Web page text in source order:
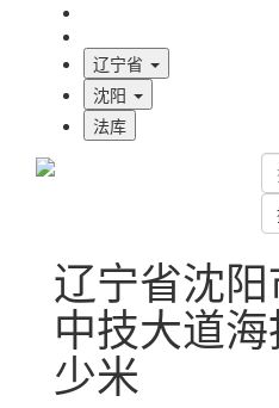
辽宁省
沈阳
法库
辽宁省沈
中技大道
少米